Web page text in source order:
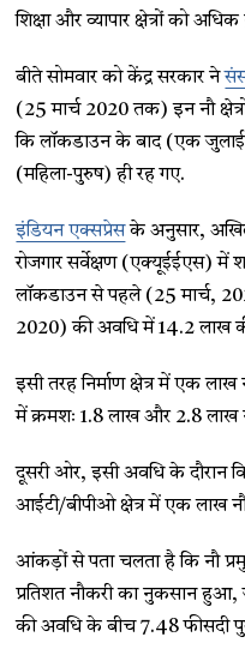
शिक्षा और व्यापार क्षेत्रों को
बीते सोमवार को केंद्र सरकार ने
(25 मार्च 2020 तक) इन नौ
कि लॉकडाउन के बाद (एक
(महिला-पुरुष) ही रह गए.
इंडियन एक्सप्रेसके अनुसार, अखिल
रोजगार सर्वेक्षण (एक्यूईईएस) में
लॉकडाउन से पहले (25 मार्च,
2020) की अवधि में 14.2 लाख
इसी तरह निर्माण क्षेत्र में एक लाख
में क्रमशः 1.8 लाख और 2.8 लाख
दूसरी ओर, इसी अवधि के दौरान
आईटी/बीपीओ क्षेत्र में एक लाख
आंकड़ों से पता चलता है कि नौ
प्रतिशत नौकरी का नुकसान
की अवधि के बीच 7.48 फीसदी